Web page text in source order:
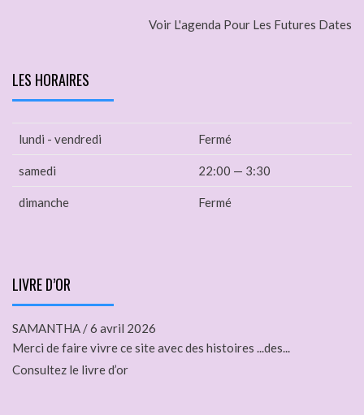
Voir L'agenda Pour Les Futures Dates
LES HORAIRES
lundi - vendredi Fermé
samedi 22:00 — 3:30
dimanche Fermé
LIVRE D’OR
SAMANTHA /6 avril 2026
Merci de faire vivre ce site avec des histoires ...des...
Consultez le livre d’or